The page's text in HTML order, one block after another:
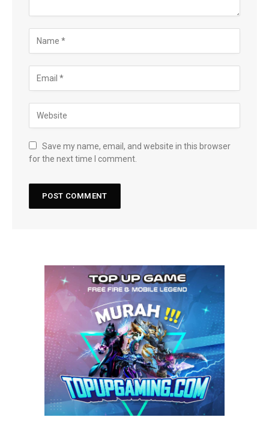
Save my name, email, and website in this browser
for the next time I comment.